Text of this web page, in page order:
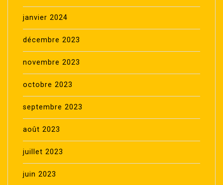
janvier 2024
décembre 2023
novembre 2023
octobre 2023
septembre 2023
août 2023
juillet 2023
juin 2023